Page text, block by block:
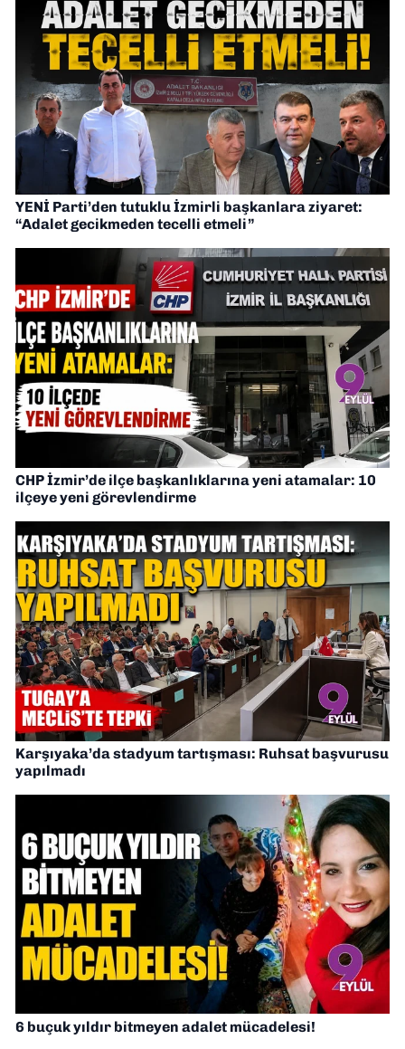
YENİ Parti’den tutuklu İzmirli başkanlara ziyaret:
“Adalet gecikmeden tecelli etmeli”
CHP İzmir’de ilçe başkanlıklarına yeni atamalar: 10
ilçeye yeni görevlendirme
Karşıyaka’da stadyum tartışması: Ruhsat başvurusu
yapılmadı
6 buçuk yıldır bitmeyen adalet mücadelesi!